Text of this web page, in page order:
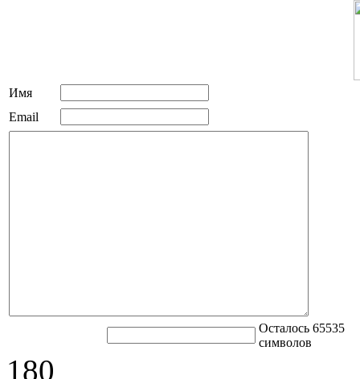
Имя
Email
Осталось 65535
символов
180